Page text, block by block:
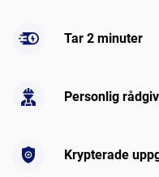
Tar 2 minuter
Personlig
Krypterade